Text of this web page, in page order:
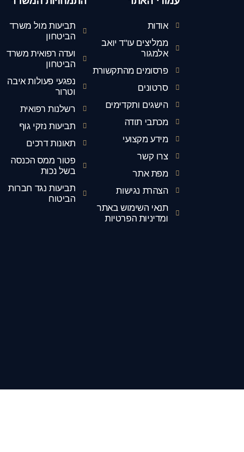
תביעות מול משרד
הביטחון
ועדה רפואית משרד
הביטחון
נפגעי פעולות איבה
וטרור
רשלנות רפואית
תביעות נזקי גוף
תאונות דרכים
פטור ממס הכנסה
בשל נכות
תביעות נגד חברות
הביטוח
אודות
ממליצים עו"ד יואב
אלמגור
פרסומים מהתקשורת
סרטונים
הישגים ותקדימים
מכתבי תודה
מידע מקצועי
צרו קשר
מפת אתר
הצהרת נגישות
תנאי השימוש באתר
ומדיניות הפרטיות